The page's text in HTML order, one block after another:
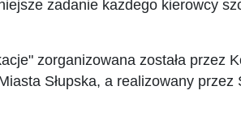
zadanie każdego kierowcy
zorganizowana została przez
Słupska, a realizowany